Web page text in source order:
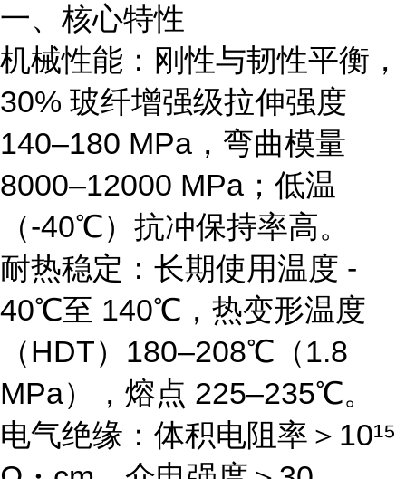
一、核心特性
机械性能 ：刚性与韧性平衡，
30% 玻纤增强级拉伸强度
140–180 MPa，弯曲模量
8000–12000 MPa；低温
（-40℃）抗冲保持率高。
耐热稳定 ：长期使用温度 -
40℃至 140℃，热变形温度
（HDT）180–208℃（1.8
MPa），熔点 225–235℃。
电气绝缘 ：体积电阻率＞10¹⁵